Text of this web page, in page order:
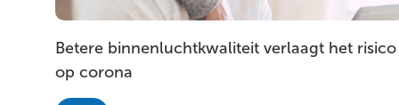
Betere binnenluchtkwaliteit verlaagt het risico
op corona